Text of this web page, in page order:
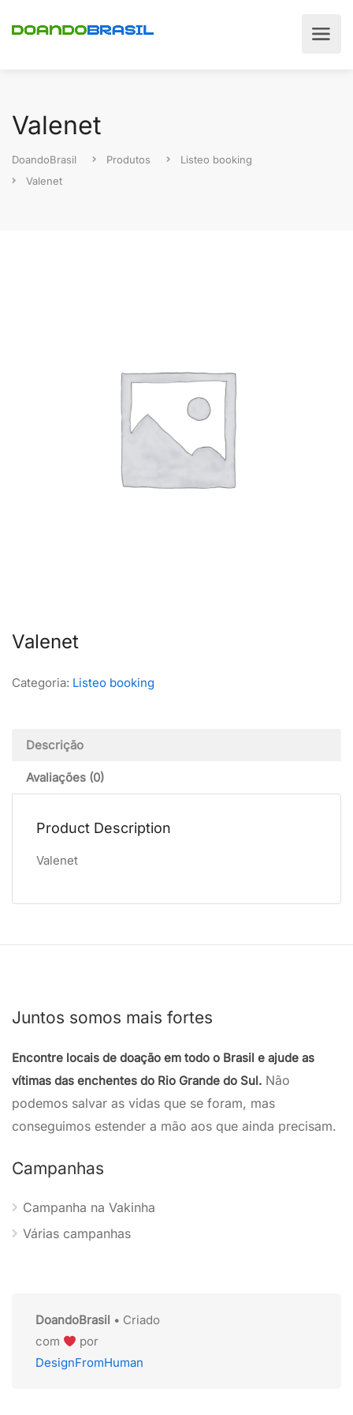
Valenet
DoandoBrasil Produtos
Listeo booking
Valenet
Valenet
Categoria: Listeo booking
Descrição
Avaliações (0)
Product Description
Valenet
Juntos somos mais fortes
Encontre locais de doação em todo o Brasil e ajude as
vítimas das enchentes do Rio Grande do Sul. Não
podemos salvar as vidas que se foram, mas
conseguimos estender a mão aos que ainda precisam.
Campanhas
Campanha na Vakinha
Várias campanhas
DoandoBrasil • Criado
com
por
DesignFromHuman